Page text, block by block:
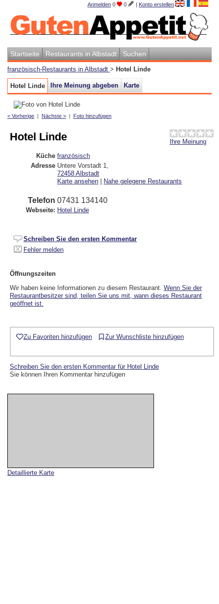
Anmelden 0 0 | Konto erstellen
Startseite Restaurants in Albstadt Suchen
französisch-Restaurants in Albstadt > Hotel Linde
Hotel Linde Ihre Meinung abgeben Karte
< Vorherige | Nächste > | Foto hinzufügen
Detaillierte Karte
Ihre Meinung
Hotel Linde
Küche französisch
Adresse Untere Vorstadt 1
72458 Albstadt
Karte ansehen | Nahe gelegene Restaurants
Telefon 07431 134140
Webseite: Hotel Linde
Schreiben Sie den ersten Kommentar
Fehler melden
Öffnungszeiten
Wir haben keine Informationen zu diesem Restaurant. Wenn Sie der
Restaurantbesitzer sind, teilen Sie uns mit, wann dieses Restaurant
geöffnet ist.
Zu Favoriten hinzufügen Zur Wunschliste hinzufügen
Schreiben Sie den ersten Kommentar für Hotel Linde
Sie können Ihren Kommentar hinzufügen